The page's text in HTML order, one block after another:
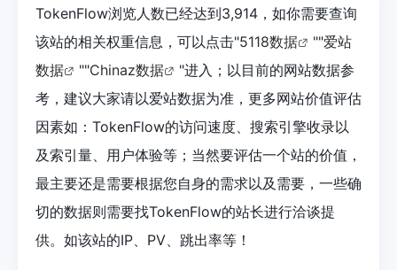
TokenFlow浏览人数已经达到3,914，如你需要查询
该站的相关权重信息，可以点击"5118数据 ""爱站
数据
""Chinaz数据
"进入；以目前的网站数据参
考，建议大家请以爱站数据为准，更多网站价值评估
因素如：TokenFlow的访问速度、搜索引擎收录以
及索引量、用户体验等；当然要评估一个站的价值，
最主要还是需要根据您自身的需求以及需要，一些确
切的数据则需要找TokenFlow的站长进行洽谈提
供。如该站的IP、PV、跳出率等！